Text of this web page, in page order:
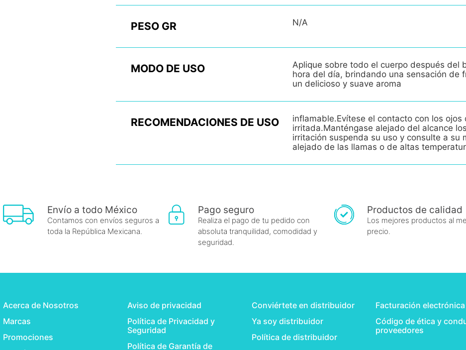
PESO GR N/A
MODO DE USO
Aplique sobre todo el cuerpo después del
hora del día, brindando una sensación de
un delicioso y suave aroma
RECOMENDACIONES DE USO
inflamable.Evítese el contacto con los ojos
irritada.Manténgase alejado del alcance
irritación suspenda su uso y consulte a su
alejado de las llamas o de altas
Envío a todo México
Contamos con envíos seguros a
toda la República Mexicana.
Pago seguro
Realiza el pago de tu pedido con
absoluta tranquilidad, comodidad y
seguridad.
Productos de calidad
Los mejores productos al
precio.
Acerca de Nosotros
Marcas
Promociones
Aviso de privacidad
Política de Privacidad y
Seguridad
Política de Garantía de
Conviértete en distribuidor
Ya soy distribuidor
Política de distribuidor
Facturación electrónica
Código de ética y
proveedores